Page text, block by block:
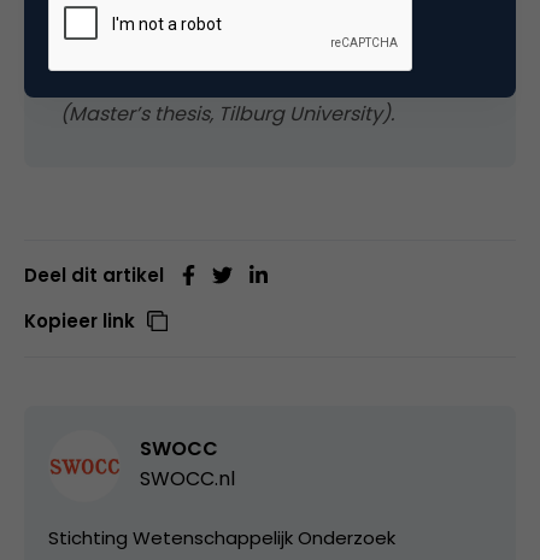
Kemmeren, S. (2025). Strategic
Communication in Rebranding: Justification
and Trust Protection Among Stakeholders
(Master’s thesis, Tilburg University).
Deel dit artikel
Kopieer link
SWOCC
SWOCC.nl
Stichting Wetenschappelijk Onderzoek